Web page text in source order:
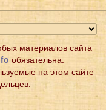
материалов сайта
обязательна.
на этом сайте